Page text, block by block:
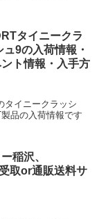
タイニークラ
9の入荷情報・
ト情報・入手方
タイニークラッシ
品の入荷情報です
稲沢、
取or通販送料サ